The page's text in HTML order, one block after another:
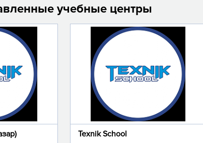
учебные центры
Texnik School